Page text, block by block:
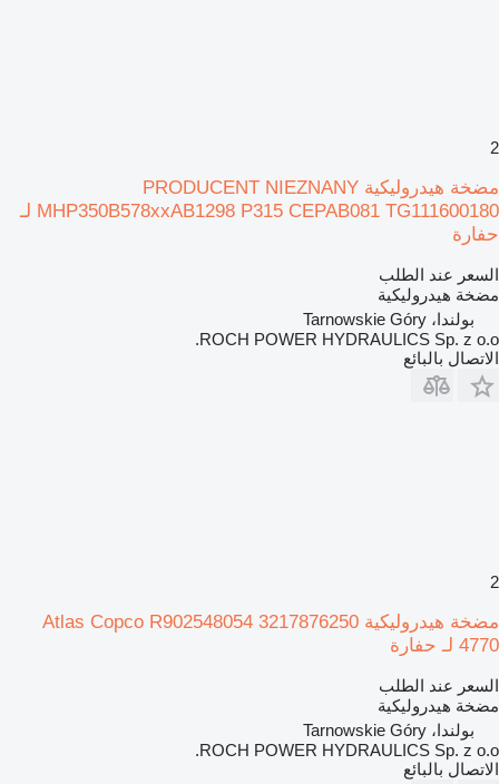
2
مضخة هيدروليكية PRODUCENT NIEZNANY
MHP350B578xxAB1298 P315 CEPAB081 TG111600180 لـ
حفارة
السعر عند الطلب
مضخة هيدروليكية
بولندا، Tarnowskie Góry
ROCH POWER HYDRAULICS Sp. z o.o.
الاتصال بالبائع
2
مضخة هيدروليكية Atlas Copco R902548054 3217876250
4770 لـ حفارة
السعر عند الطلب
مضخة هيدروليكية
بولندا، Tarnowskie Góry
ROCH POWER HYDRAULICS Sp. z o.o.
الاتصال بالبائع